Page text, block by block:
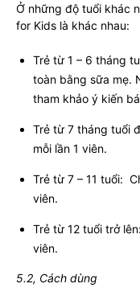
Ở những độ tuổi khác
for Kids là khác nhau:
Trẻ từ 1 – 6 tháng
toàn bằng sữa mẹ.
tham khảo ý kiến
Trẻ từ 7 tháng tuổi
mỗi lần 1 viên.
Trẻ từ 7 – 11 tuổi:
viên.
Trẻ từ 12 tuổi trở
viên.
5.2, Cách dùng